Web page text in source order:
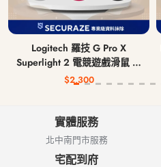
Logitech 羅技 G Pro X
Superlight 2 電競遊戲滑鼠 無
線滑鼠
$2,300
實體服務
北中南門市服務
宅配到府